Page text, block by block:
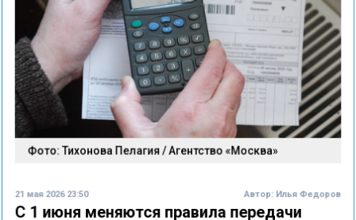
Фото: Тихонова Пелагия / Агентство «Москва»
21 мая 2026 23:50 Автор: Илья Федоров
С 1 июня меняются правила передачи